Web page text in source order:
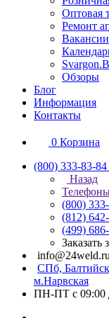
Оптовая
Ремонт
Вакансии
Обзоры
Блог
Информация
Контакты
0 Корзина
(800) 333-83-84
Назад
(800)
(812)
(499)
Заказать
info@24weld.ru
СПб,
м.Нарвская
ПН-ПТ с 09:00